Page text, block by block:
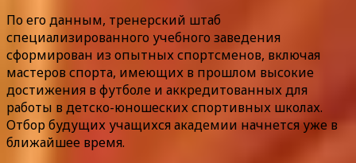
По его данным, тренерский штаб
специализированного учебного заведения
сформирован из опытных спортсменов, включая
мастеров спорта, имеющих в прошлом высокие
достижения в футболе и аккредитованных для
работы в детско-юношеских спортивных школах.
Отбор будущих учащихся академии начнется уже в
ближайшее время.